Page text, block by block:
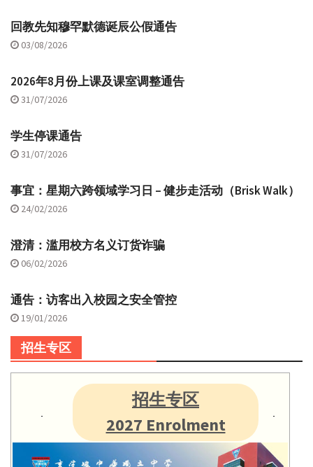
回教先知穆罕默德诞辰公假通告
03/08/2026
2026年8月份上课及课室调整通告
31/07/2026
学生停课通告
31/07/2026
事宜：星期六跨领域学习日 – 健步走活动（Brisk Walk）
24/02/2026
澄清：滥用校方名义订货诈骗
06/02/2026
通告：访客出入校园之安全管控
19/01/2026
招生专区
招生专区
2027 Enrolment